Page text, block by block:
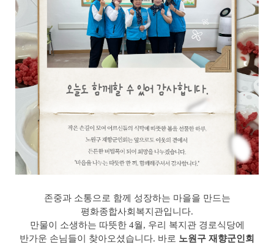
존중과 소통으로 함께 성장하는 마을을 만드는
평화종합사회복지관입니다.
만물이 소생하는 따뜻한 4월, 우리 복지관 경로식당에
반가운 손님들이 찾아오셨습니다. 바로 노원구 재향군인회